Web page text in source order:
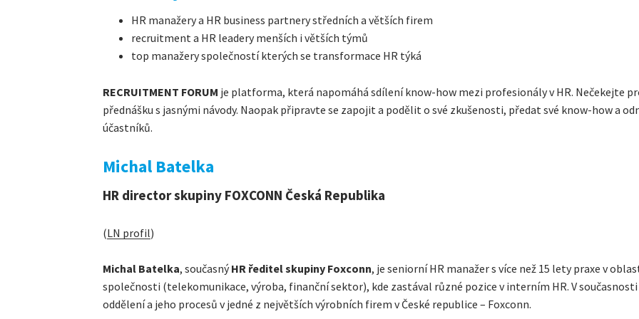
HR manažery a HR business partnery středních a větších firem
recruitment a HR leadery menších i větších týmů
top manažery společností kterých se transformace HR týká
RECRUITMENT FORUM je platforma, která napomáhá sdílení know-how mezi profesionály v HR. Nečekejte
přednášku s jasnými návody. Naopak připravte se zapojit a podělit o své zkušenosti, předat své know-how a
účastníků.
Michal Batelka
HR director skupiny FOXCONN Česká Republika
(LN profil)
Michal Batelka, současný HR ředitel skupiny Foxconn, je seniorní HR manažer s více než 15 lety praxe v
společnosti (telekomunikace, výroba, finanční sektor), kde zastával různé pozice v interním HR. V
oddělení a jeho procesů v jedné z největších výrobních firem v České republice – Foxconn.